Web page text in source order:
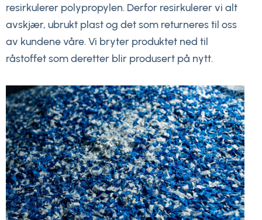
resirkulerer polypropylen. Derfor resirkulerer vi alt
avskjær, ubrukt plast og det som returneres til oss
av kundene våre. Vi bryter produktet ned til
råstoffet som deretter blir produsert på nytt.